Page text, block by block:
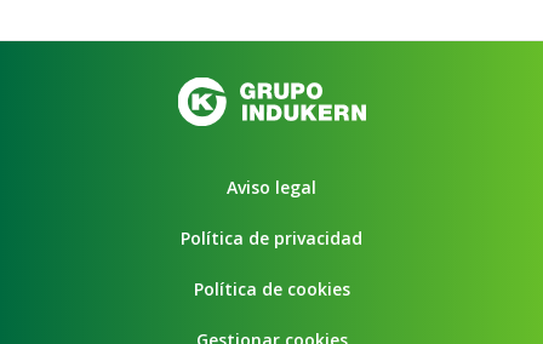
Aviso legal
Política de privacidad
Política de cookies